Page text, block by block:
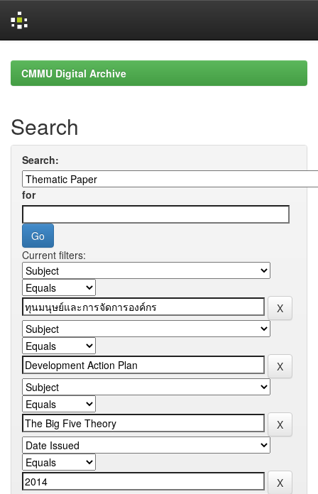
navigationCMMU Digital Archive
Search
Search:
for
Current filters: